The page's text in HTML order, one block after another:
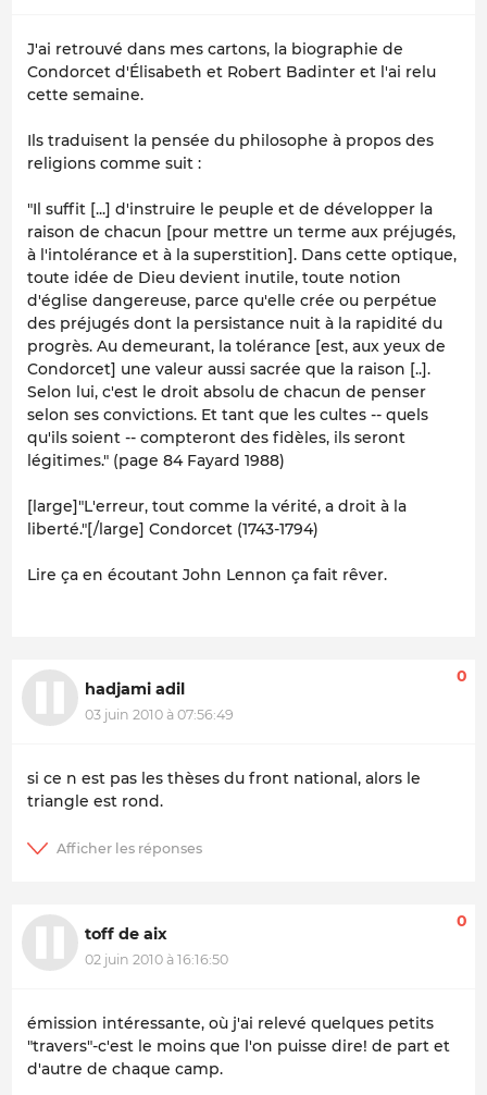
J'ai retrouvé dans mes cartons, la biographie de
Condorcet d'Élisabeth et Robert Badinter et l'ai relu
cette semaine.
Ils traduisent la pensée du philosophe à propos des
religions comme suit :
"Il suffit [...] d'instruire le peuple et de développer la
raison de chacun [pour mettre un terme aux préjugés,
à l'intolérance et à la superstition]. Dans cette optique,
toute idée de Dieu devient inutile, toute notion
d'église dangereuse, parce qu'elle crée ou perpétue
des préjugés dont la persistance nuit à la rapidité du
progrès. Au demeurant, la tolérance [est, aux yeux de
Condorcet] une valeur aussi sacrée que la raison [..].
Selon lui, c'est le droit absolu de chacun de penser
selon ses convictions. Et tant que les cultes -- quels
qu'ils soient -- compteront des fidèles, ils seront
légitimes." (page 84 Fayard 1988)
[large]"L'erreur, tout comme la vérité, a droit à la
liberté."[/large] Condorcet (1743-1794)
Lire ça en écoutant John Lennon ça fait rêver.
hadjami adil
03 juin 2010 à 07:56:49
0
si ce n est pas les thèses du front national, alors le
triangle est rond.
toff de aix
02 juin 2010 à 16:16:50
0
émission intéressante, où j'ai relevé quelques petits
"travers"-c'est le moins que l'on puisse dire! de part et
d'autre de chaque camp.